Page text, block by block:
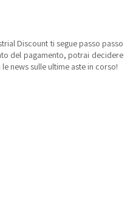
Discount ti segue passo passo
del pagamento, potrai decidere
news sulle ultime aste in corso!